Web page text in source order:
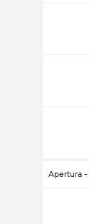
Apertura -